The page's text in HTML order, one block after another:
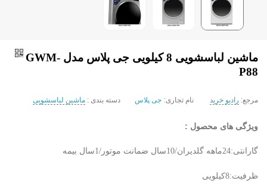
ماشین لباسشویی 8 کیلویی جی پلاس مدل GWM-
P88
مرجع: رادیو خرید نام تجاری: جی پلاس دسته بندی : ماشین لباسشویی
ویژگی های محصول :
گارانتی:24ماهه گلدیران/10سال ضمانت موتور/1سال بیمه
ظرفیت:8کیلویی